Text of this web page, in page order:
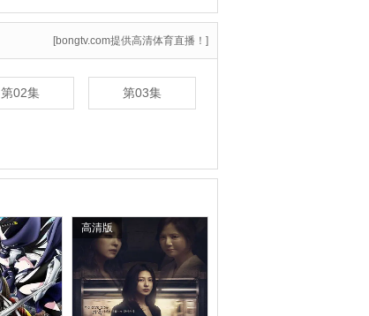
[bongtv.com提供高清体育直播！]
第02集 第03集
高清版